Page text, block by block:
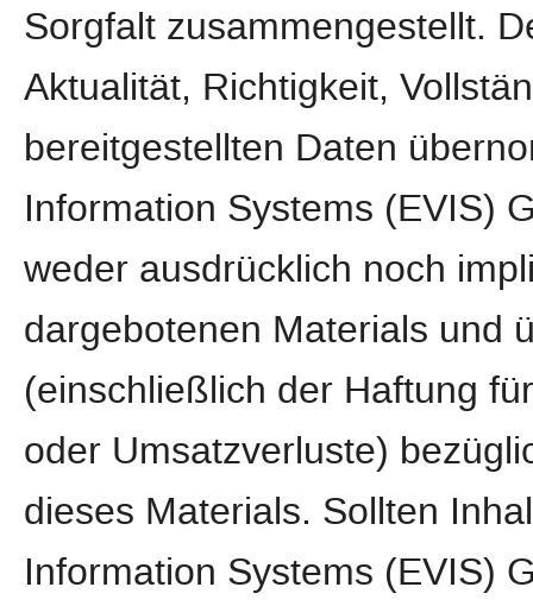
Sorgfalt zusammengestellt.
Aktualität, Richtigkeit,
bereitgestellten Daten
Information Systems (EVIS)
weder ausdrücklich noch
dargebotenen Materials und
(einschließlich der Haftung
oder Umsatzverluste)
dieses Materials. Sollten
Information Systems (EVIS)